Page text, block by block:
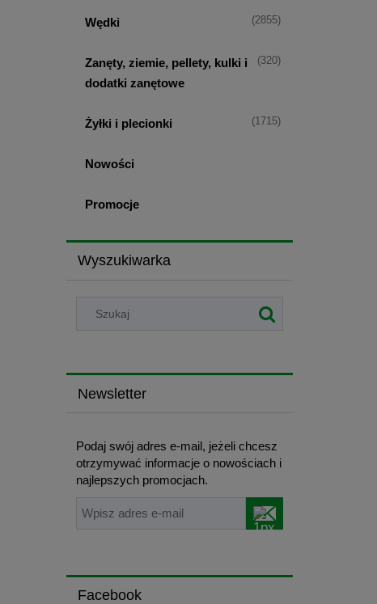
Wędki (2855)
Zanęty, ziemie, pellety, kulki i
dodatki zanętowe
(320)
Żyłki i plecionki (1715)
Nowości
Promocje
Wyszukiwarka
Newsletter
Podaj swój adres e-mail, jeżeli chcesz
otrzymywać informacje o nowościach i
najlepszych promocjach.
Facebook